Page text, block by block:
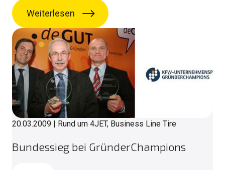
Weiterlesen
20.03.2009 | Rund um 4JET, Business Line Tire
Bundessieg bei GründerChampions